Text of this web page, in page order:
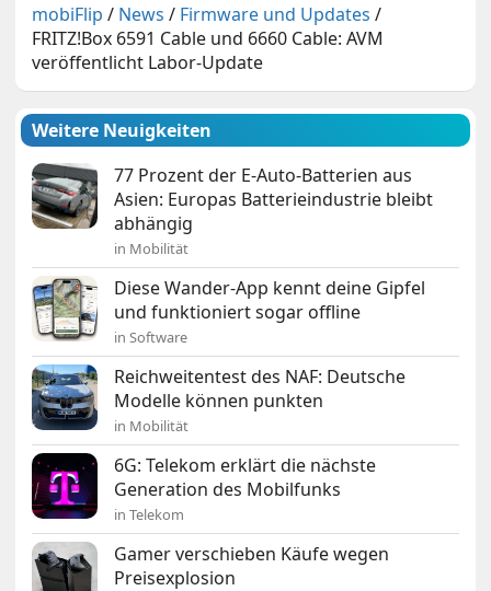
mobiFlip / News / Firmware und Updates /
FRITZ!Box 6591 Cable und 6660 Cable: AVM
veröffentlicht Labor-Update
Weitere Neuigkeiten
77 Prozent der E-Auto-Batterien aus
Asien: Europas Batterieindustrie bleibt
abhängig
in Mobilität
Diese Wander-App kennt deine Gipfel
und funktioniert sogar offline
in Software
Reichweitentest des NAF: Deutsche
Modelle können punkten
in Mobilität
6G: Telekom erklärt die nächste
Generation des Mobilfunks
in Telekom
Gamer verschieben Käufe wegen
Preisexplosion